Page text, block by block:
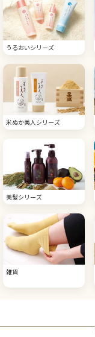
うるおいシリーズ
米ぬか美人シリーズ
美髪シリーズ
雑貨